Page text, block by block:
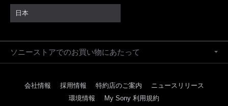
日本
ソニーストアでのお買い物にあたって
会社情報 採用情報 特約店のご案内
ニュースリリース
環境情報
My Sony 利用規約